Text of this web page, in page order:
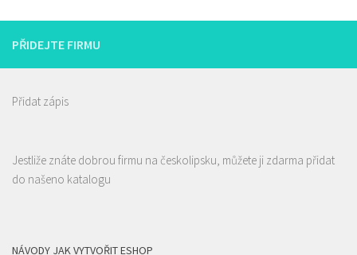
PŘIDEJTE FIRMU
Přidat zápis
Jestliže znáte dobrou firmu na českolipsku, můžete ji zdarma přidat
do našeno katalogu
NÁVODY JAK VYTVOŘIT ESHOP